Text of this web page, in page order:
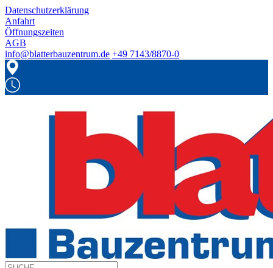
Datenschutzerklärung
Anfahrt
Öffnungszeiten
AGB
info@blatterbauzentrum.de +49 7143/8870-0